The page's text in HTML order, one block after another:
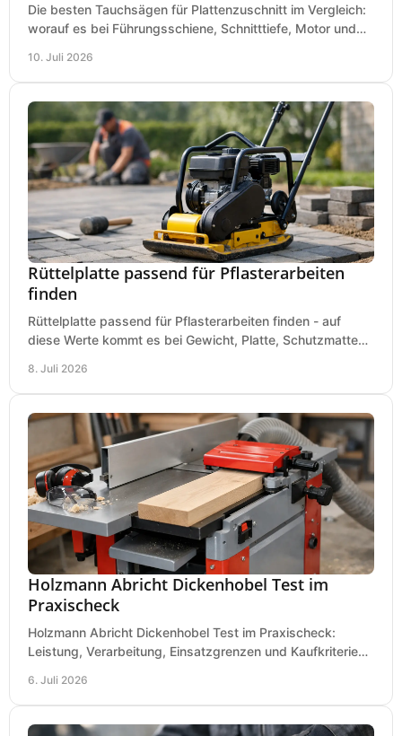
Die besten Tauchsägen für Plattenzuschnitt im Vergleich:
worauf es bei Führungsschiene, Schnitttiefe, Motor und
10. Juli 2026
Rüttelplatte passend für Pflasterarbeiten
finden
Rüttelplatte passend für Pflasterarbeiten finden - auf
diese Werte kommt es bei Gewicht, Platte, Schutzmatte
8. Juli 2026
Holzmann Abricht Dickenhobel Test im
Praxischeck
Holzmann Abricht Dickenhobel Test im Praxischeck:
Leistung, Verarbeitung, Einsatzgrenzen und Kaufkriterien
6. Juli 2026